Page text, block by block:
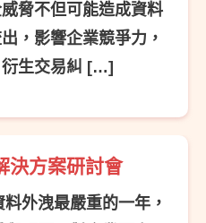
脅不但可能造成資料
，影響企業競爭力，
衍生交易糾 […]
決方案研討會
外洩最嚴重的一年，